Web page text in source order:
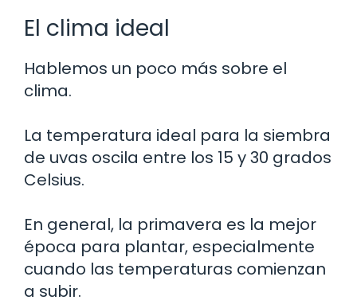
El clima ideal
Hablemos un poco más sobre el
clima.
La temperatura ideal para la siembra
de uvas oscila entre los 15 y 30 grados
Celsius.
En general, la primavera es la mejor
época para plantar, especialmente
cuando las temperaturas comienzan
a subir.